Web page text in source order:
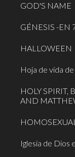
GOD'S NAME
GÉNESIS -EN
HALLOWEEN
Hoja de vida
HOLY SPIRIT,
AND
Iglesia de Dios